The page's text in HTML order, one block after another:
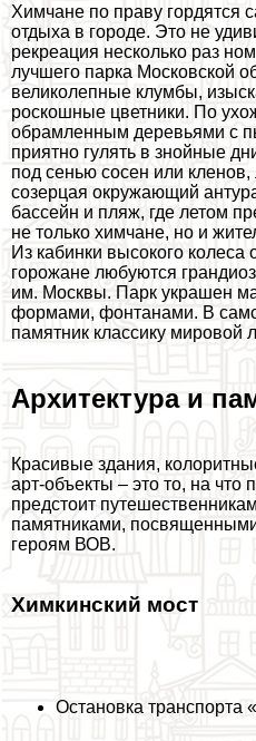
Химчане по праву
отдыха в городе. Это не
рекреация несколько раз
лучшего парка Московской
великолепные клумбы,
роскошные цветники. По
обрамленным деревьями с
приятно гулять в знойные
под сенью сосен или кленов,
созерцая окружающий
бассейн и пляж, где летом
не только химчане, но и
Из кабинки высокого колеса
горожане любуются
им. Москвы. Парк украшен
формами, фонтанами. В
памятник классику мировой
Архитектура и
Красивые здания,
арт-объекты – это то, на что
предстоит
памятниками,
героям ВОВ.
Химкинский мост
Остановка